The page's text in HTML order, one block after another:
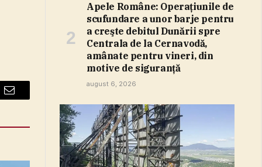
Email
Apele Române: Operaţiunile de
scufundare a unor barje pentru
a creşte debitul Dunării spre
Centrala de la Cernavodă,
amânate pentru vineri, din
motive de siguranţă
august 6, 2026